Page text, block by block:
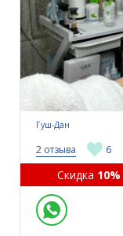
Гуш-Дан
2 отзыва 6
Скидка 10%